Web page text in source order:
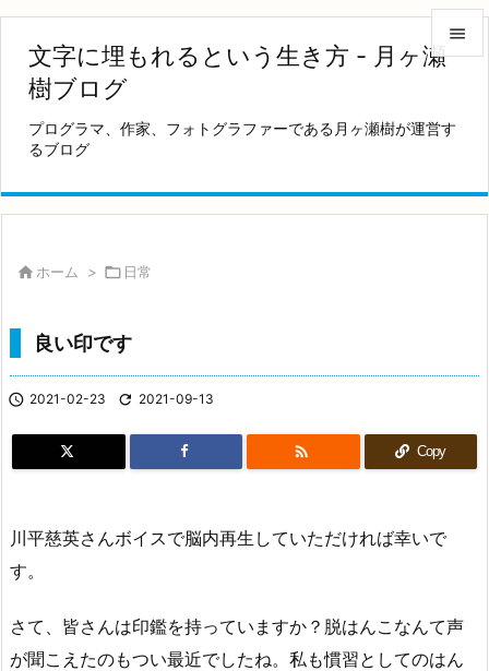
文字に埋もれるという生き方 - 月ヶ瀬
樹ブログ
プログラマ、作家、フォトグラファーである月ヶ瀬樹が運営す
るブログ



前へ
 ホーム >  日常
良い印です
 2021-02-23  2021-09-13
 Copy
川平慈英さんボイスで脳内再生していただければ幸いで
す。
さて、皆さんは印鑑を持っていますか？脱はんこなんて声
が聞こえたのもつい最近でしたね。私も慣習としてのはん